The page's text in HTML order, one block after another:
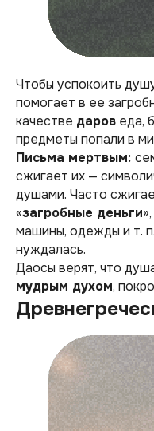
Чтобы успокоить
помогает в ее
качестве даров еда,
предметы попали в
Письма мертвым:
сжигает их —
душами. Часто
«загробные деньги
машины, одежды и т.
нуждалась.
Даосы верят, что
мудрым духом,